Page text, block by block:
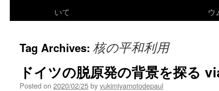
いて
ウ
Tag Archives: 核の平和利用
ドイツの脱原発の背景を探る
Posted on 2020/02/25byyukimiyamotodepaul